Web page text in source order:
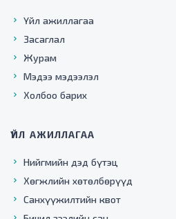
Үйл ажиллагаа
Засаглал
Журам
Мэдээ мэдээлэл
Холбоо барих
ҮЙЛ АЖИЛЛАГАА
Нийгмийн дэд бүтэц
Хөгжлийн хөтөлбөрүүд
Санхүүжилтийн квот